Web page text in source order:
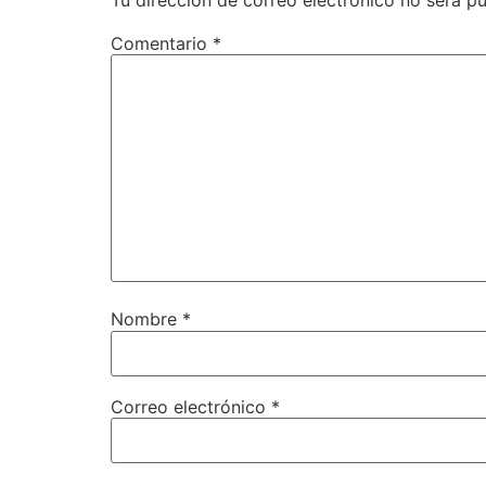
Comentario *
Nombre *
Correo electrónico *